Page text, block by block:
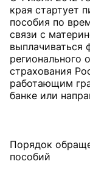
края стартует
пособия по
связи с
выплачиваться
регионального
страхования
работающим
банке или
Порядок
пособий